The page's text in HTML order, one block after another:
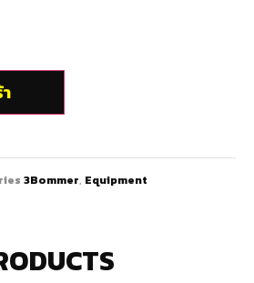
3Bommer, Equipment